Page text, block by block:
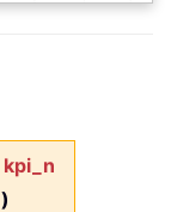
kpi_n
)